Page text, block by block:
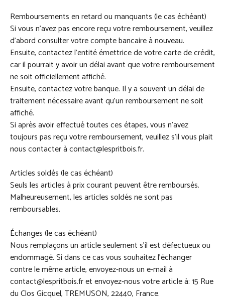
Remboursements en retard ou manquants (le cas échéant)
Si vous n’avez pas encore reçu votre remboursement, veuillez
d’abord consulter votre compte bancaire à nouveau.
Ensuite, contactez l’entité émettrice de votre carte de crédit,
car il pourrait y avoir un délai avant que votre remboursement
ne soit officiellement affiché.
Ensuite, contactez votre banque. Il y a souvent un délai de
traitement nécessaire avant qu’un remboursement ne soit
affiché.
Si après avoir effectué toutes ces étapes, vous n’avez
toujours pas reçu votre remboursement, veuillez s’il vous plait
nous contacter à contact@lespritbois.fr.
Articles soldés (le cas échéant)
Seuls les articles à prix courant peuvent être remboursés.
Malheureusement, les articles soldés ne sont pas
remboursables.
Échanges (le cas échéant)
Nous remplaçons un article seulement s’il est défectueux ou
endommagé. Si dans ce cas vous souhaitez l’échanger
contre le même article, envoyez-nous un e-mail à
contact@lespritbois.fret envoyez-nous votre article à: 15 Rue
du Clos Gicquel, TREMUSON, 22440, France.